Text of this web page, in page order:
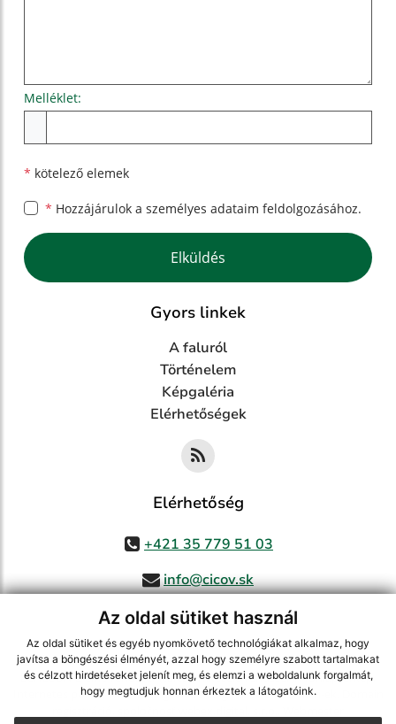
Az oldal sütiket használ
Az oldal sütiket és egyéb nyomkövető technológiákat alkalmaz, hogy
javítsa a böngészési élményét, azzal hogy személyre szabott tartalmakat
és célzott hirdetéseket jelenít meg, és elemzi a weboldalunk forgalmát,
hogy megtudjuk honnan érkeztek a látogatóink.
Melléklet:
* kötelező elemek
* Hozzájárulok a személyes adataim feldolgozásához.
Google reCaptcha Response
Elküldés
Gyors linkek
A faluról
Történelem
Képgaléria
Elérhetőségek
Elérhetőség
+421 35 779 51 03
info@cicov.sk
használja ki a legfrissebb információk követését az RSS funkcióval,
ECHELON 2 CMS rendszer (tartalomkezelő rendszer),Honlaptérkép
Internetes portál, webhosting,webex.digital, s.r.o.,Domain-ek